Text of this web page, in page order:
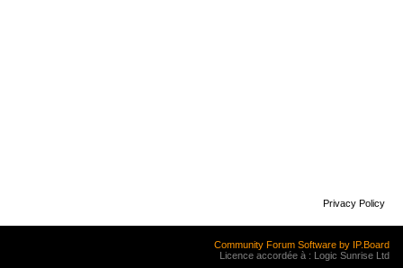
Privacy Policy
Community Forum Software by IP.Board
Licence accordée à : Logic Sunrise Ltd